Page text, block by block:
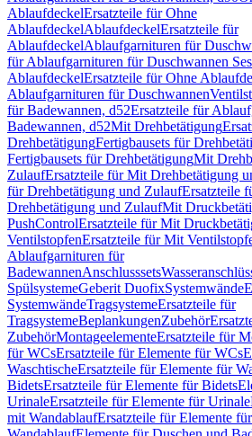
AblaufdeckelErsatzteile für Ohne
AblaufdeckelAblaufdeckelErsatzteile für
AblaufdeckelAblaufgarnituren für
für Ablaufgarnituren für Duschwannen
AblaufdeckelErsatzteile für Ohne
Ablaufgarnituren für Duschwannen
für Badewannen, d52Ersatzteile für
Badewannen, d52Mit Drehbetätigung
DrehbetätigungFertigbausets für
Fertigbausets für DrehbetätigungMit
ZulaufErsatzteile für Mit Drehbetätigung
für Drehbetätigung und ZulaufErsatzteile
Drehbetätigung und ZulaufMit
PushControlErsatzteile für Mit
VentilstopfenErsatzteile für Mit
Ablaufgarnituren für
BadewannenAnschlusssets
SpülsystemeGeberit DuofixSystemwände
SystemwändeTragsystemeErsatzteile für
TragsystemeBeplankungenZubehör
ZubehörMontageelementeErsatzteile für
für WCsErsatzteile für Elemente für WCs
WaschtischeErsatzteile für Elemente für
BidetsErsatzteile für Elemente für Bidets
UrinaleErsatzteile für Elemente für Urinale
mit WandablaufErsatzteile für Elemente